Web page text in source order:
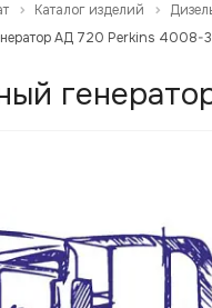
Каталог изделий
АД 720 Perkins 4008-